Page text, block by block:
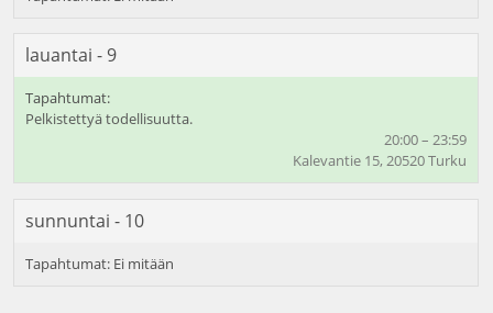
lauantai - 9
Pelkistettyä todellisuutta.
20:00 – 23:59
Kalevantie 15, 20520 Turku
sunnuntai - 10